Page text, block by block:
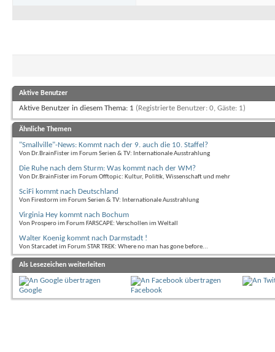
Aktive Benutzer
Aktive Benutzer in diesem Thema: 1 (Registrierte Benutzer: 0, Gäste: 1)
Ähnliche Themen
"Smallville"-News: Kommt nach der 9. auch die 10. Staffel?
Von Dr.BrainFister im Forum Serien & TV: Internationale Ausstrahlung
Die Ruhe nach dem Sturm: Was kommt nach der WM?
Von Dr.BrainFister im Forum Offtopic: Kultur, Politik, Wissenschaft und mehr
SciFi kommt nach Deutschland
Von Firestorm im Forum Serien & TV: Internationale Ausstrahlung
Virginia Hey kommt nach Bochum
Von Prospero im Forum FARSCAPE: Verschollen im Weltall
Walter Koenig kommt nach Darmstadt !
Von Starcadet im Forum STAR TREK: Where no man has gone before...
Als Lesezeichen weiterleiten
Google Facebook